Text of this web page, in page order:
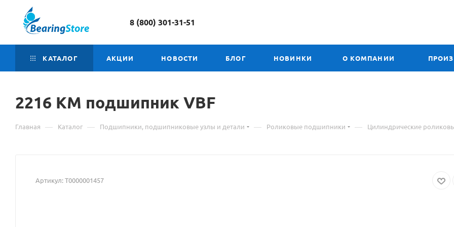
8 (800) 301-31-51
КАТАЛОГ АКЦИИ НОВОСТИ БЛОГ НОВИНКИ О КОМПАНИИ
2216 КМ подшипник Материал
о
VBF
Главная — Каталог — Подшипники, подшипниковые узлы и детали — Роликовые подшипники — Цилиндрические
Артикул:Т0000001457